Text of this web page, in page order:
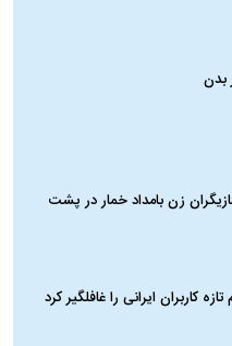
بدن
زن بامداد خمار در پشت
کاربران ایرانی را غافلگیر کرد